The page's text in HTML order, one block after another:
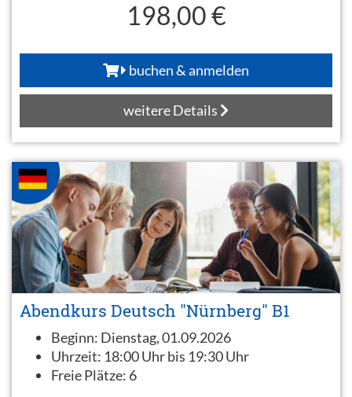
198,00 €
buchen & anmelden
weitere Details
Abendkurs Deutsch "Nürnberg" B1
Beginn: Dienstag, 01.09.2026
Uhrzeit: 18:00 Uhr bis 19:30 Uhr
Freie Plätze: 6